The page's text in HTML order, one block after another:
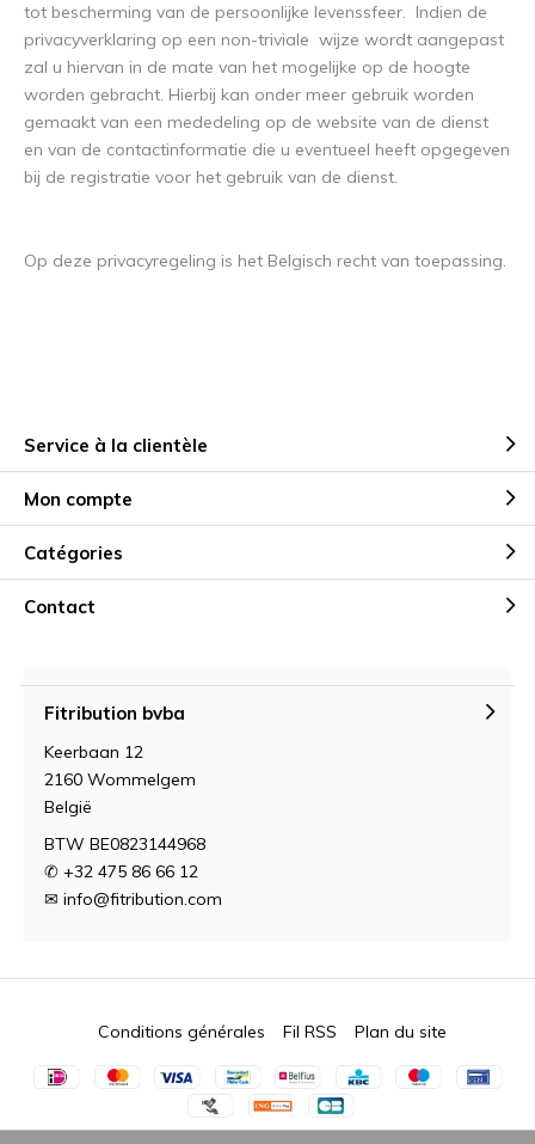
tot bescherming van de persoonlijke levenssfeer. Indien de
privacyverklaring op een non-triviale wijze wordt aangepast
zal u hiervan in de mate van het mogelijke op de hoogte
worden gebracht. Hierbij kan onder meer gebruik worden
gemaakt van een mededeling op de website van de dienst
en van de contactinformatie die u eventueel heeft opgegeven
bij de registratie voor het gebruik van de dienst.
Op deze privacyregeling is het Belgisch recht van toepassing.
Service à la clientèle
Mon compte
Catégories
Contact
Fitribution bvba
Keerbaan 12
2160 Wommelgem
België
BTW BE0823144968
✆ +32 475 86 66 12
✉ info@fitribution.com
Conditions générales Fil RSS Plan du site